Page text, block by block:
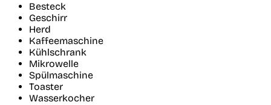
Besteck
Geschirr
Herd
Kaffeemaschine
Kühlschrank
Mikrowelle
Spülmaschine
Toaster
Wasserkocher